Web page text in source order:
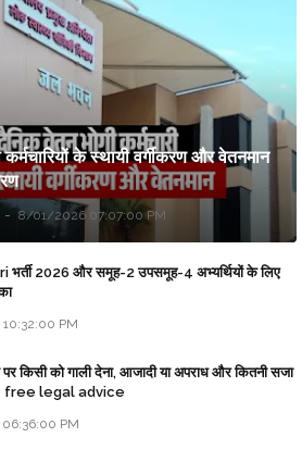
के स्थायी वर्गीकरण और वेतनमान
8/01/2026 07:07:00 PM
भर्ती 2026 और समूह-2 उपसमूह-4 अभ्यर्थियों के लिए
PM
पर किसी को गाली देना, आजादी या अपराध और कितनी सजा
- free legal advice
PM